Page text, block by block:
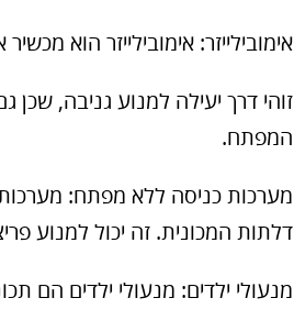
אימובילייזר: אימובילייזר הוא
זוהי דרך יעילה למנוע גניבה,
המפתח.
מערכות כניסה ללא מפתח:
דלתות המכונית. זה יכול למנוע
מנעולי ילדים: מנעולי ילדים הם